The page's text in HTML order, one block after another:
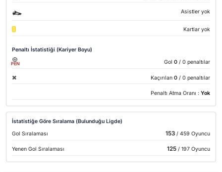
Asistler yok
Kartlar yok
Penaltı İstatistiği (Kariyer Boyu)
PEN Gol 0 / 0 penaltılar
Kaçırılan 0 / 0 penaltılar
Penaltı Atma Oranı : Yok
İstatistiğe Göre Sıralama (Bulunduğu Ligde)
Gol Sıralaması
153/ 459 Oyuncu
Yenen Gol Sıralaması 125/ 197 Oyuncu